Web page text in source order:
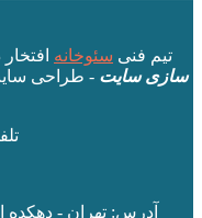
تیم فنی سئوخانه
سازی سایت - طراحی
تلفن
آدرس: تهران - دهکده